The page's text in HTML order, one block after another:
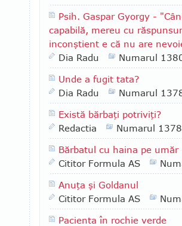
Psih. Gaspar Gyorgy -
capabilă, mereu cu
inconştient e că nu are
Dia Radu
Numarul
Unde a fugit tata?
Dia Radu
Numarul
Există bărbaţi potriviţi?
Redactia
Numarul 1378
Bărbatul cu haina pe umăr
Cititor Formula AS
Anuţa şi Goldanul
Cititor Formula AS
Pacienta în rochie verde